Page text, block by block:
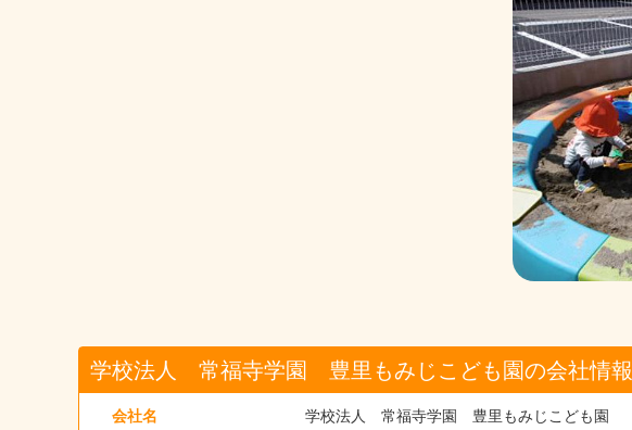
学校法人 常福寺学園 豊里もみじこども園の会社情報
会社名 学校法人 常福寺学園 豊里もみじこども園